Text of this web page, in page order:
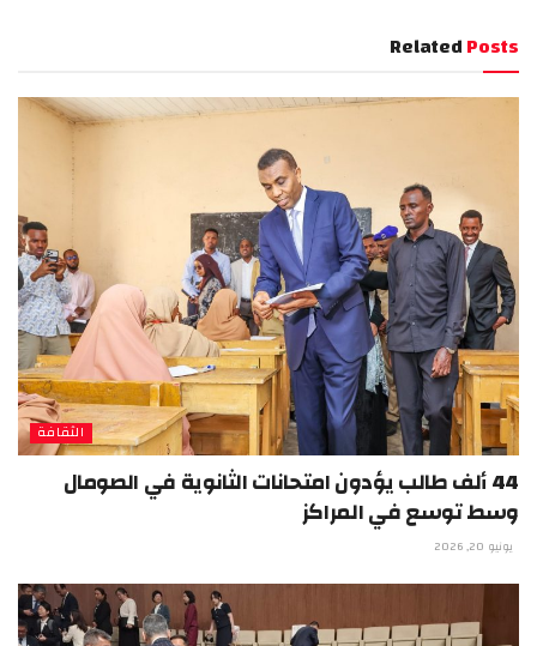
RelatedPosts
الثقافة
44 ألف طالب يؤدون امتحانات الثانوية في الصومال
وسط توسع في المراكز
يونيو 20, 2026